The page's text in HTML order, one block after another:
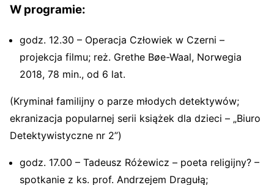
W programie:
godz. 12.30 – Operacja Człowiek w Czerni –
projekcja filmu; reż. Grethe Bøe-Waal, Norwegia
2018, 78 min., od 6 lat.
(Kryminał familijny o parze młodych detektywów;
ekranizacja popularnej serii książek dla dzieci – „Biuro
Detektywistyczne nr 2”)
godz. 17.00 – Tadeusz Różewicz – poeta religijny? –
spotkanie z ks. prof. Andrzejem Dragułą;